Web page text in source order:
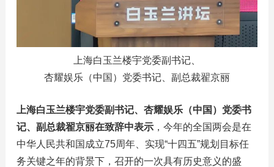
上海白玉兰楼宇党委副书记、
杏耀娱乐（中国）党委书记、副总裁翟京丽
上海白玉兰楼宇党委副书记、杏耀娱乐（中国）党委书
记、副总裁翟京丽在致辞中表示，今年的全国两会是在
中华人民共和国成立75周年、实现“十四五”规划目标任
务关键之年的背景下，召开的一次具有历史意义的盛